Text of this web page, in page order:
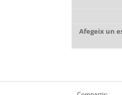
Afegeix un